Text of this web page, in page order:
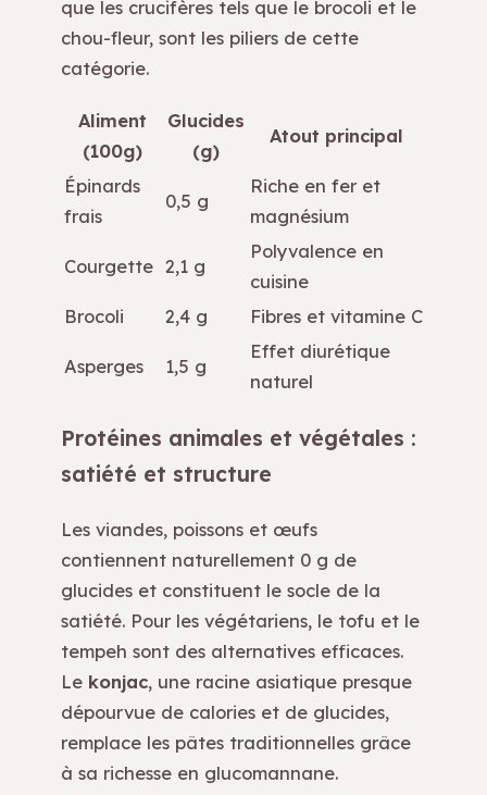
que les crucifères tels que le brocoli et le
chou-fleur, sont les piliers de cette
catégorie.
Aliment
(100g)
Glucides
(g)
Atout principal
Épinards
frais
0,5 g
Riche en fer et
magnésium
Courgette 2,1 g
Polyvalence en
cuisine
Brocoli
2,4 g Fibres et vitamine C
Asperges 1,5 g
Effet diurétique
naturel
Protéines animales et végétales :
satiété et structure
Les viandes, poissons et œufs
contiennent naturellement 0 g de
glucides et constituent le socle de la
satiété. Pour les végétariens, le tofu et le
tempeh sont des alternatives efficaces.
Le konjac, une racine asiatique presque
dépourvue de calories et de glucides,
remplace les pâtes traditionnelles grâce
à sa richesse en glucomannane.